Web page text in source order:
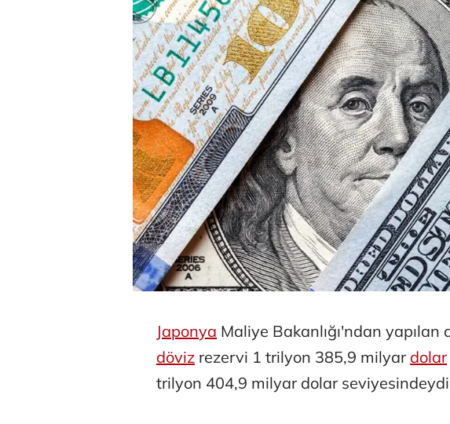
Japonya Maliye Bakanlığı'ndan yapılan
döviz rezervi 1 trilyon 385,9 milyar dolar
trilyon 404,9 milyar dolar